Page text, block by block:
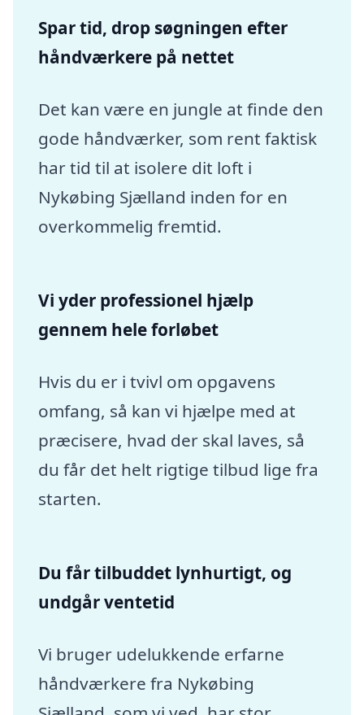
Spar tid, drop søgningen efter
håndværkere på nettet
Det kan være en jungle at finde den
gode håndværker, som rent faktisk
har tid til at isolere dit loft i
Nykøbing Sjælland inden for en
overkommelig fremtid.
Vi yder professionel hjælp
gennem hele forløbet
Hvis du er i tvivl om opgavens
omfang, så kan vi hjælpe med at
præcisere, hvad der skal laves, så
du får det helt rigtige tilbud lige fra
starten.
Du får tilbuddet lynhurtigt, og
undgår ventetid
Vi bruger udelukkende erfarne
håndværkere fra Nykøbing